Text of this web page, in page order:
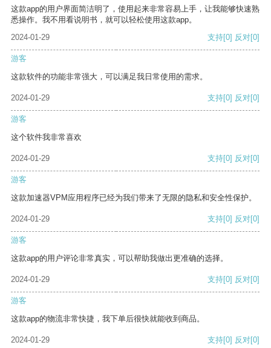
这款app的用户界面简洁明了，使用起来非常容易上手，让我能够快速熟
悉操作。我不用看说明书，就可以轻松使用这款app。
2024-01-29
支持[0] 反对[0]
游客
这款软件的功能非常强大，可以满足我日常使用的需求。
2024-01-29 支持[0] 反对[0]
游客
这个软件我非常喜欢
2024-01-29 支持[0] 反对[0]
游客
这款加速器VPM应用程序已经为我们带来了无限的隐私和安全性保护。
2024-01-29 支持[0] 反对[0]
游客
这款app的用户评论非常真实，可以帮助我做出更准确的选择。
2024-01-29 支持[0] 反对[0]
游客
这款app的物流非常快捷，我下单后很快就能收到商品。
2024-01-29 支持[0] 反对[0]